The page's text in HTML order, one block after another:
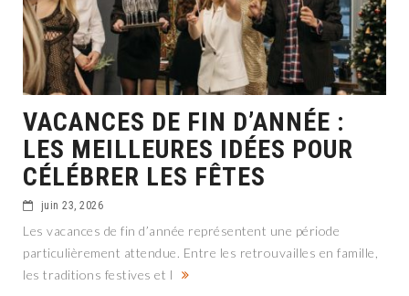
VACANCES DE FIN D’ANNÉE :
LES MEILLEURES IDÉES POUR
CÉLÉBRER LES FÊTES
juin 23, 2026
Les vacances de fin d’année représentent une période
particulièrement attendue. Entre les retrouvailles en famille,
les traditions festives et l